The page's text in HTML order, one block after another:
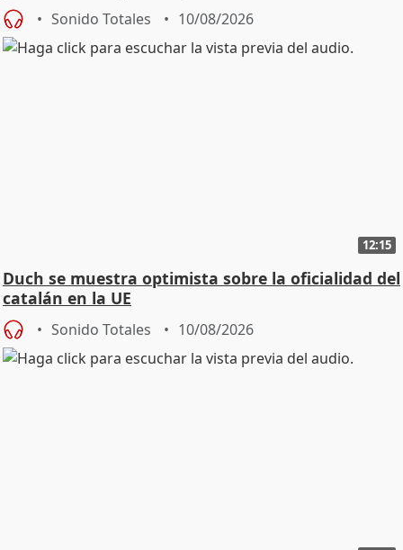
Sonido Totales 10/08/2026
12:15
Duch se muestra optimista sobre la oficialidad del
catalán en la UE
Sonido Totales 10/08/2026